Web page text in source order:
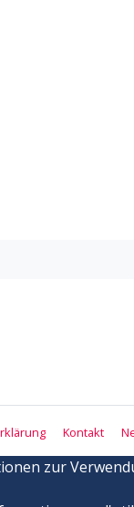
Kontakt
zur